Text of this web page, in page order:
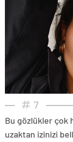
7
Bu gözlükler çok
uzaktan izinizi